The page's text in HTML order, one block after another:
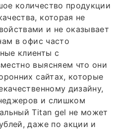
количество продукции
которая не
и не оказывает
в офис часто
клиенты с
выясняем что они
сайтах, которые
дизайну,
и слишком
Titan gel не может
даже по акции и